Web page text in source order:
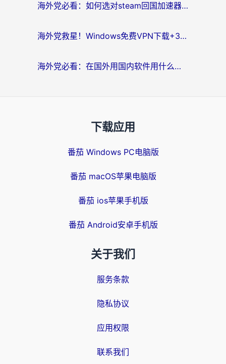
海外党必看：如何选对steam回国加速器？从踩坑到无缝访问国内资源的全攻略
海外党救星！Windows免费VPN下载+3步搞定国内资源无缝访问
海外党必看：在国外用国内软件用什么加速器好？解决追剧游戏办公的终极指南
下载应用
番茄 Windows PC电脑版
番茄 macOS苹果电脑版
番茄 ios苹果手机版
番茄 Android安卓手机版
关于我们
服务条款
隐私协议
应用权限
联系我们